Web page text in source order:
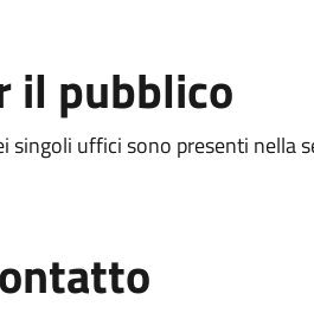
il pubblico
singoli uffici sono presenti nella